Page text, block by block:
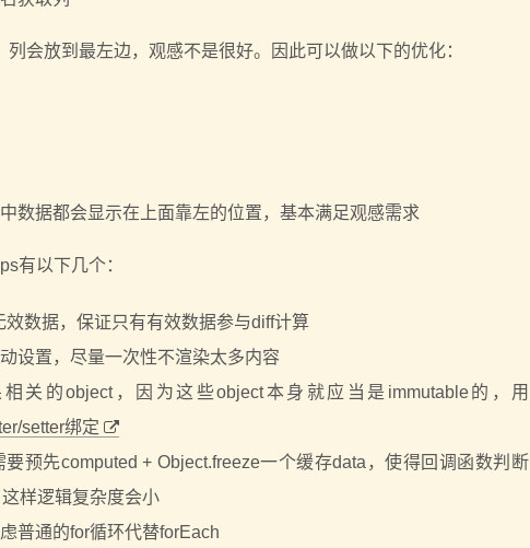
会放到最左边，观感不是很好。因此可以做以下的优化：
数据都会显示在上面靠左的位置，基本满足观感需求
有以下几个：
数据，保证只有有效数据参与diff计算
设置，尽量一次性不渲染太多内容
关的object，因为这些object本身就应当是immutable的，用
setter绑定
要预先computed + Object.freeze一个缓存data，使得回调函数判断
样逻辑复杂度会小
普通的for循环代替forEach